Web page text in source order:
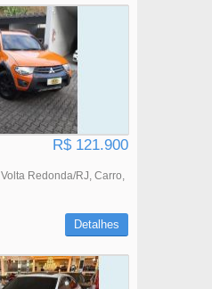
R$ 121.900
Volta Redonda/RJ Carro
Detalhes